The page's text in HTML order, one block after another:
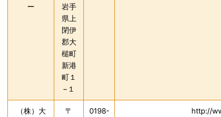
ー
岩手
県上
閉伊
郡大
槌町
新港
町１
−１
（株）大
〒
0198-
http://